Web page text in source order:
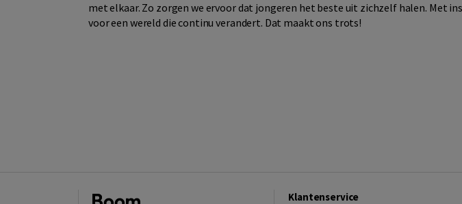
met elkaar. Zo zorgen we ervoor dat jongeren het beste uit zichzelf halen. Met
voor een wereld die continu verandert. Dat maakt ons trots!
Klantenservice